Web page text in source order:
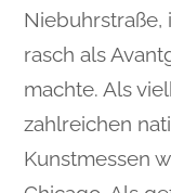
Niebuhrstraße,
rasch als
machte. Als
zahlreichen
Kunstmessen